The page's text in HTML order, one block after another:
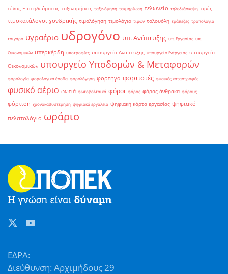
τέλος Επιτηδεύματος ταξινομήσεις ταξινόμηση τεκμηρίωση τελωνείο τηλεδιάσκεψη τιμές
τιμοκατάλογοι χονδρικής τιμολόγηση τιμολόγιο τιμών τολουόλη τράπεζες τροπολογία
τσιγάρο υγραέριο υδρογόνο υπ. Ανάπτυξης υπ. Εργασίας υπ.
Οικονομικών υπερκέρδη υποτροφίες υπουργείο Ανάπτυξης υπουργείο Ενέργειας υπουργείο
Οικονομικών υπουργείο Υποδομών & Μεταφορών
φορολογία φορολογικά έσοδα φορολόγηση φορτηγά φορτιστές φυσικές καταστροφές
φυσικό αέριο φωτιά φωτοβολταϊκά φόροι φόρος φόρος άνθρακα φόρους
φόρτιση χρονοκαθυστέρηση ψηφιακά εργαλεία ψηφιακή κάρτα εργασίας ψηφιακό
πελατολόγιο ωράριο
ΕΔΡΑ:
Διεύθυνση: Αρχιμήδους 29